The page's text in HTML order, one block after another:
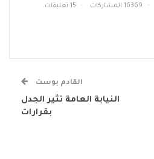
16369 المشاركات 15 تعليقات
القادم بوست
النيابة العامة تثير الجدل
بقرارات